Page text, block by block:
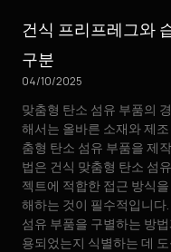
건식 프리프레그와
구분
04/10/2025
맞춤형 탄소 섬유 부품의
해서는 올바른 소재와 제
춤형 탄소 섬유 부품을 제
법은 건식 맞춤형 탄소 섬
젝트에 적합한 접근 방식
해하는 것이 필수적입니다
섬유 부품을 구별하는 방
용되었는지 식별하는 데